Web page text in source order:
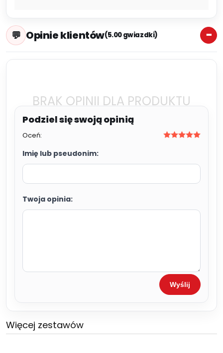
Opinie klientów(5.00 gwiazdki)
BRAK OPINII DLA PRODUKTU
Oceń:
Imię lub pseudonim:
Twoja opinia:
Wyślij
Więcej zestawów